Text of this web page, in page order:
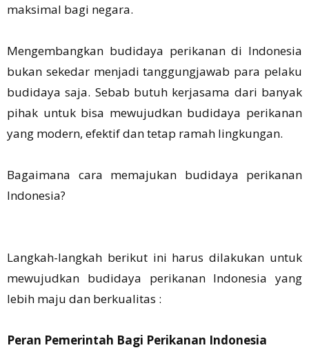
maksimal bagi negara.
Mengembangkan budidaya perikanan di Indonesia
bukan sekedar menjadi tanggungjawab para pelaku
budidaya saja. Sebab butuh kerjasama dari banyak
pihak untuk bisa mewujudkan budidaya perikanan
yang modern, efektif dan tetap ramah lingkungan.
Bagaimana cara memajukan budidaya perikanan
Indonesia?
Langkah-langkah berikut ini harus dilakukan untuk
mewujudkan budidaya perikanan Indonesia yang
lebih maju dan berkualitas :
Peran Pemerintah Bagi Perikanan Indonesia